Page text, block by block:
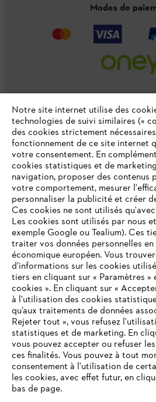
Modes de
L'Entreprise
Questions / Réponses
Service
Conditions Générales de Vente
Politique de protection des données
Mentions légales Cookies
Conditions de garantie
VOTRE NAVIGATEUR
N'EST PLUS PRIS EN
Vous utilisez un navigateur Internet
en charge, et certaines fonctionnalités
peuvent fonctionner correctement.
Notre site internet utilise des
technologies de suivi similaires («
des cookies strictement
fonctionnement de ce site internet
votre consentement. En
cookies statistiques et de
navigation, proposer des contenus
votre comportement, mesurer
personnaliser la publicité et créer
Ces cookies ne sont utilisés
Les cookies sont utilisés par nous
exemple Google ou Tealium). Ces
traiter vos données personnelles
économique européen. Vous
d’informations sur les cookies
tiers en cliquant sur « Paramètres »
cookies ». En cliquant sur «
à l'utilisation des cookies
qu’aux traitements de données
Rejeter tout », vous refusez
statistiques et de marketing. En
vous pouvez accepter ou refuser
ces finalités. Vous pouvez à tout
consentement à l'utilisation de
les cookies, avec effet futur, en
bas de page.